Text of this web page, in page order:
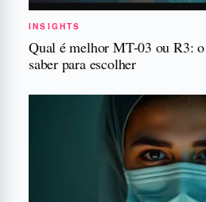
INSIGHTS
Qual é melhor MT-03 ou R3:
saber para escolher